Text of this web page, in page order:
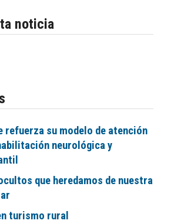
noticia
refuerza su modelo de atención
neurológica y
que heredamos de nuestra
turismo rural